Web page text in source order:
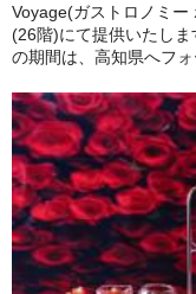
Voyage(ガストロノミー
(26階)にて提供いたし
の期間は、高知県へフォ